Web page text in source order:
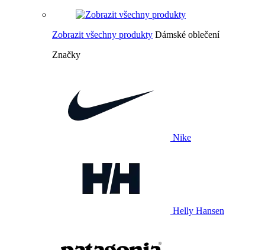
Zobrazit všechny produkty Dámské oblečení
Značky
Nike
Helly Hansen